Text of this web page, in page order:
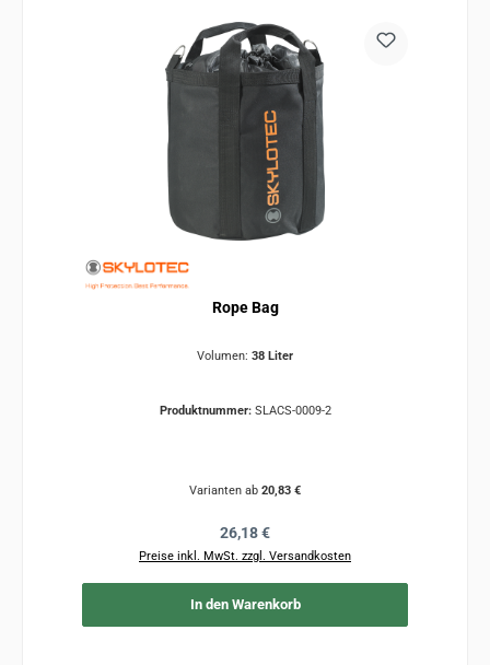
Rope Bag
Volumen: 38 Liter
Produktnummer: SLACS-0009-2
Varianten ab 20,83 €
Regulärer Preis:
26,18 €
Preise inkl. MwSt. zzgl. Versandkosten
In den Warenkorb